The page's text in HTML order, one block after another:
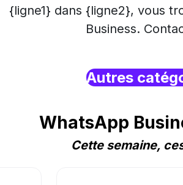
{ligne1} dans {ligne2}, vous
Business.
Autres
WhatsApp
Cette semaine,